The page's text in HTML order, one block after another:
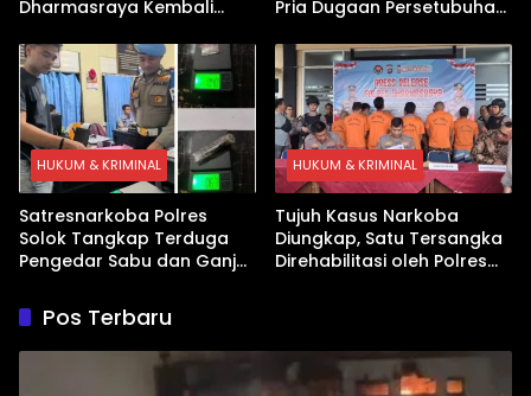
Dharmasraya Kembali
Pria Dugaan Persetubuhan
HUKUM & KRIMINAL
Satresnarkoba Polres
Solok Tangkap Terduga
Pengedar Sabu dan Ganja
HUKUM & KRIMINAL
Tujuh Kasus Narkoba
Diungkap, Satu Tersangka
Direhabilitasi oleh Polres
Pos Terbaru